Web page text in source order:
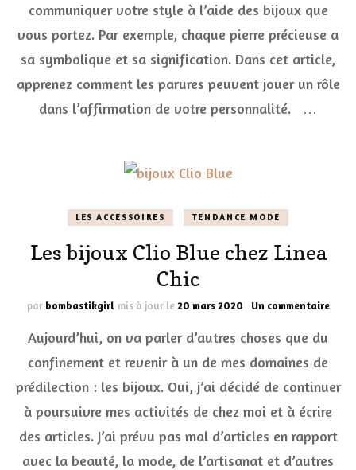
permettent-
de
faire
votre
personnalité
?
communiquer votre style à l’aide des bijoux que
vous portez. Par exemple, chaque pierre précieuse a
sa symbolique et sa signification. Dans cet article,
apprenez comment les parures peuvent jouer un rôle
dans l’affirmation de votre personnalité. …
LES ACCESSOIRES TENDANCE MODE
Les bijoux Clio Blue chez Linea
Chic
par bombastikgirl mis à jour le20 mars 2020 Un commentairesur
chez
Chic
Aujourd’hui, on va parler d’autres choses que du
confinement et revenir à un de mes domaines de
prédilection : les bijoux. Oui, j’ai décidé de continuer
à poursuivre mes activités de chez moi et à écrire
des articles. J’ai prévu pas mal d’articles en rapport
avec la beauté, la mode, de l’artisanat et d’autres